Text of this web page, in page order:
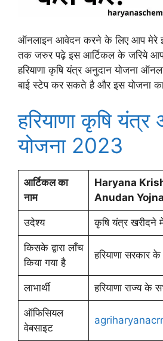
ऑनलाइन आवेदन करने के लिए आप मेरे
तक जरुर पढ़े इस आर्टिकल के जरिये
हरियाणा कृषि यंत्र अनुदान योजना
बाई स्टेप कर सकते है और इस योजना
हरियाणा कृषि यंत्र
योजना 2023
आर्टिकल का
नाम
Haryana
Anudan
उदेश्य कृषि यंत्र खरीदने
किसके द्वारा लाँच
किया गया है
हरियाणा सरकार के
लाभार्थी हरियाणा राज्य के
ऑफिसियल
वेबसाइट